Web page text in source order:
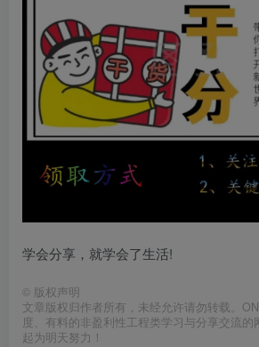
学会分享，就学会了生活!
© 版权声明
文章版权归作者所有，未经允许请勿转载。
度、有料的非盈利性工程类学习与分享交流的
起为明天努力！